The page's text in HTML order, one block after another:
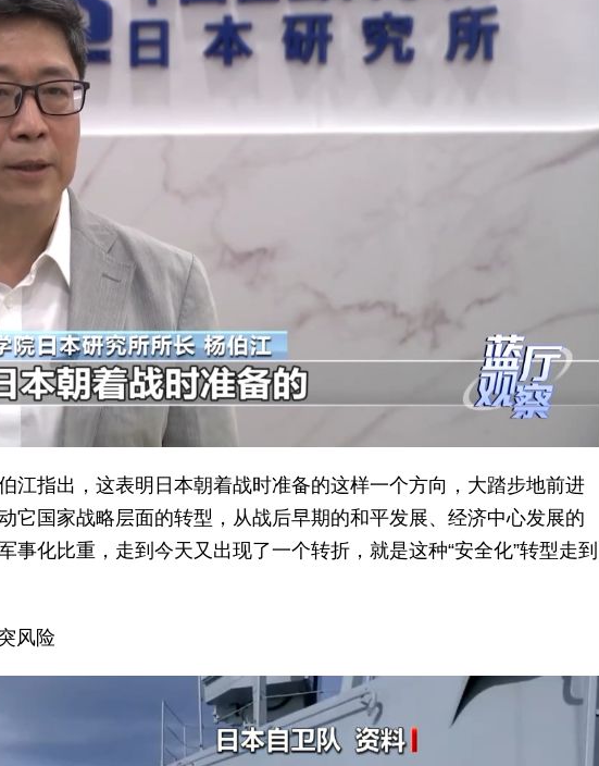
江指出，这表明日本朝着战时准备的这样一个方向，大踏步地前进
它国家战略层面的转型，从战后早期的和平发展、经济中心发展的
事化比重，走到今天又出现了一个转折，就是这种“安全化”转型走到
风险